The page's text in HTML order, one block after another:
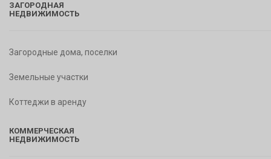
ЗАГОРОДНАЯ
НЕДВИЖИМОСТЬ
Загородные дома, поселки
Земельные участки
Коттеджи в аренду
КОММЕРЧЕСКАЯ
НЕДВИЖИМОСТЬ